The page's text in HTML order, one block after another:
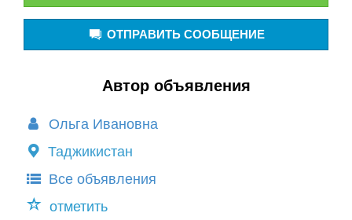
ОТПРАВИТЬ СООБЩЕНИЕ
Автор объявления
Ольга Ивановна
Таджикистан
Все объявления
отметить